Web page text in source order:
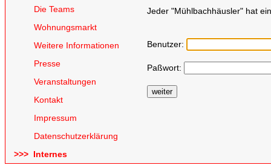
Die Teams
Wohnungsmarkt
Weitere Informationen
Presse
Veranstaltungen
Kontakt
Impressum
Datenschutzerklärung
>>> Internes
Jeder "Mühlbachhäusler" hat
Benutzer:
Paßwort: